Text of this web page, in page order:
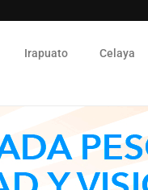
Irapuato Celaya